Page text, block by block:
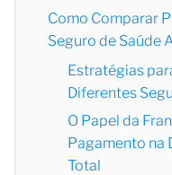
Como Comparar
Seguro de Saúde
Estratégias
Diferentes
O Papel da
Pagamento na
Total